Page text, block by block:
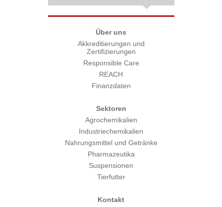
Über uns
Akkreditierungen und
Zertifizierungen
Responsible Care
REACH
Finanzdaten
Sektoren
Agrochemikalien
Industriechemikalien
Nahrungsmittel und Getränke
Pharmazeutika
Suspensionen
Tierfutter
Kontakt